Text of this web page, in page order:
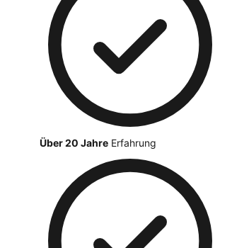
Über 20 Jahre Erfahrung